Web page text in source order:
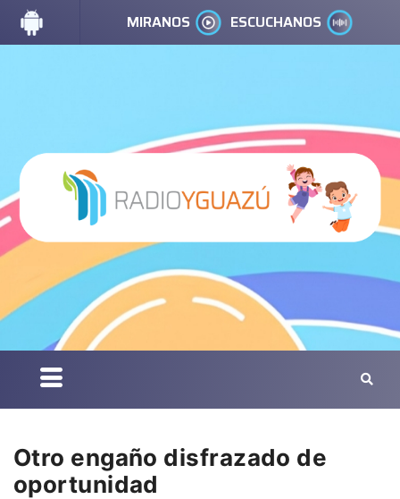
MIRANOS ESCUCHANOS
Otro engaño disfrazado de
oportunidad